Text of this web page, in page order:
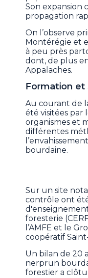
Son expansion
propagation
On l’observe
Montérégie et
à peu près
dont, de plus
Appalaches.
Formation et
Au courant de
été visitées par
organismes et
différentes
bourdaine.
Sur un site
contrôle ont
foresterie
l’AMFE et le
coopératif
Un bilan de 20
nerprun
forestier a